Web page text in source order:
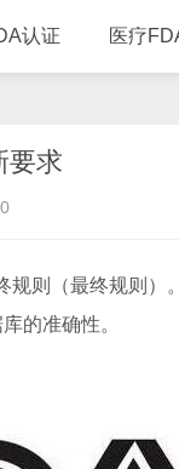
认证 医疗
要求
0
则（最终规则）
的准确性。